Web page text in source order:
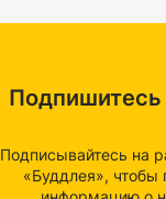
Подписывайтесь на
«Буддлея», чтобы